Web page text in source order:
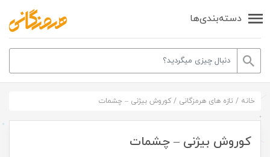
دسته‌بندی‌ها
خانه / تازه های هرمزگانی / کوروش بیژنی – چشمات
کوروش بیژنی – چشمات